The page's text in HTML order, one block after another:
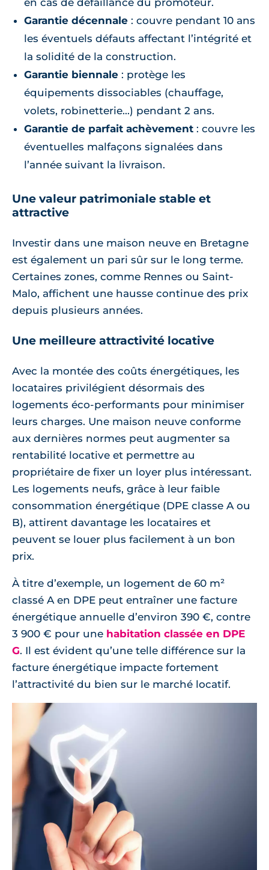
en cas de défaillance du promoteur.
Garantie décennale : couvre pendant 10 ans
les éventuels défauts affectant l’intégrité et
la solidité de la construction.
Garantie biennale : protège les
équipements dissociables (chauffage,
volets, robinetterie...) pendant 2 ans.
Garantie de parfait achèvement : couvre les
éventuelles malfaçons signalées dans
l’année suivant la livraison.
Une valeur patrimoniale stable et
attractive
Investir dans une maison neuve en Bretagne
est également un pari sûr sur le long terme.
Certaines zones, comme Rennes ou Saint-
Malo, affichent une hausse continue des prix
depuis plusieurs années.
Une meilleure attractivité locative
Avec la montée des coûts énergétiques, les
locataires privilégient désormais des
logements éco-performants pour minimiser
leurs charges. Une maison neuve conforme
aux dernières normes peut augmenter sa
rentabilité locative et permettre au
propriétaire de fixer un loyer plus intéressant.
Les logements neufs, grâce à leur faible
consommation énergétique (DPE classe A ou
B), attirent davantage les locataires et
peuvent se louer plus facilement à un bon
prix.
À titre d’exemple, un logement de 60 m²
classé A en DPE peut entraîner une facture
énergétique annuelle d’environ 390 €, contre
3 900 € pour une habitation classée en DPE
G. Il est évident qu’une telle différence sur la
facture énergétique impacte fortement
l’attractivité du bien sur le marché locatif.